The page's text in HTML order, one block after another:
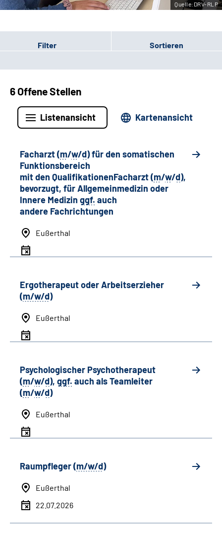
Gebärdensprache
Quelle:DRV-RLP
Filter Sortieren
6 Offene Stellen
Listenansicht Kartenansicht
Facharzt (m/w/d) für den somatischen
Funktionsbereich
mit den QualifikationenFacharzt (m/w/d),
bevorzugt, für Allgemeinmedizin oder
Innere Medizin ggf. auch
andere Fachrichtungen
Eußerthal
Ergotherapeut oder Arbeitserzieher
(m/w/d)
Eußerthal
Psychologischer Psychotherapeut
(m/w/d), ggf. auch alsTeamleiter
(m/w/d)
Eußerthal
Raumpfleger (m/w/d)
Eußerthal
22.07.2026